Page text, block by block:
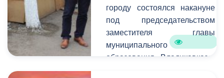
представителями
республиканских школ и
городу состоялся накануне
под председательством
заместителя главы
муниципального
образования Владикавказа-